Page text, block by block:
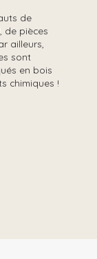
de
de pièces
ailleurs,
sont
en bois
chimiques !